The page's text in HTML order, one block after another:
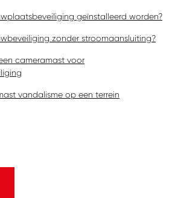
geïnstalleerd worden?
zonder stroomaansluiting?
cameramast voor
vandalisme op een terrein